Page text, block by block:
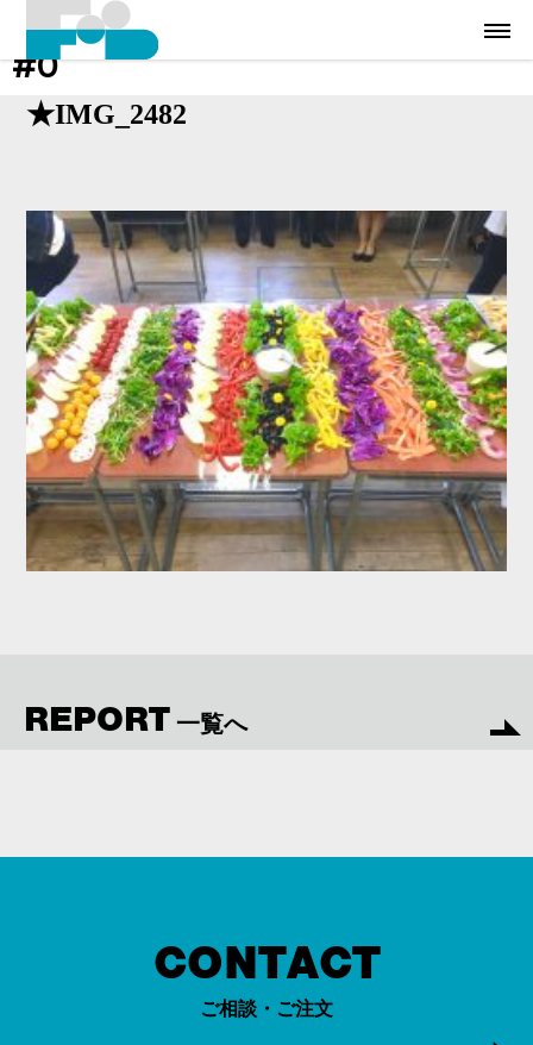
#0
★IMG_2482
REPORT 一覧へ
CONTACT
ご相談・ご注文